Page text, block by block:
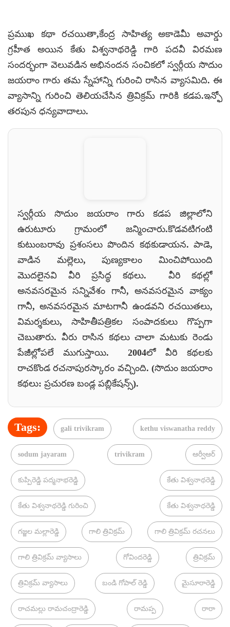
ప్రముఖ కథా రచయితా,కేంద్ర సాహిత్య అకాడెమీ అవార్డు
గ్రహీత అయిన కేతు విశ్వనాథరెడ్డి గారి పదవీ విరమణ
సందర్భంగా వెలువడిన అభినందన సంచికలో స్వర్గీయ సొదుం
జయరాం గారు తమ స్నేహాన్ని గురించి రాసిన వ్యాసమిది. ఈ
వ్యాసాన్ని గురించి తెలియచేసిన త్రివిక్రమ్ గారికి కడప.ఇన్ఫో
తరపున ధన్యవాదాలు.
స్వర్గీయ సొదుం జయరాం గారు కడప జిల్లాలోని
ఉరుటూరు గ్రామంలో జన్మించారు.కొడవటిగంటి
కుటుంబరావు ప్రశంసలు పొందిన కథకుడాయన. పాడె,
వాడిన మల్లెలు, పుణ్యకాలం మించిపోయింది
మొదలైనవి వీరి ప్రసిద్ధ కథలు. వీరి కథల్లో
అనవసరమైన సన్నివేశం గానీ, అనవసరమైన వాక్యం
గానీ, అనవసరమైన మాటగానీ ఉండవని రచయితలు,
విమర్శకులు, సాహితీపత్రికల సంపాదకులు గొప్పగా
చెబుతారు. వీరు రాసిన కథలు చాలా మటుకు రెండు
పేజీల్లోపలే ముగుస్తాయి. 2004లో వీరి కథలకు
రాచకొండ రచనాపురస్కారం వచ్చింది. (సొదుం జయరాం
కథలు: ప్రచురణ బండ్ల పబ్లికేషన్స్).
Tags: gali trivikram kethu viswanatha reddy
sodum jayaram trivikram ఆర్వీఆర్
కుప్పిరెడ్డి పద్మనాభరెడ్డి కేతు విశ్వనాథరెడ్డి
కేతు విశ్వనాథరెడ్డి గురించి కేతు విశ్వనాధరెడ్డి
గజ్జల మల్లారెడ్డి గాలి త్రివిక్రమ్ గాలి త్రివిక్రమ్ రచనలు
గాలి త్రివిక్రమ్ వ్యాసాలు గోవిందరెడ్డి త్రివిక్రమ్
త్రివిక్రమ్ వ్యాసాలు బండి గోపాల్ రెడ్డి మైసూరారెడ్డి
రాచమల్లు రామచంద్రారెడ్డి రామప్ప రారా